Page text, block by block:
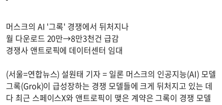
머스크의 AI '그록' 경쟁에서 뒤처지나
월 다운로드 20만→8만3천건 급감
경쟁사 앤트로픽에 데이터센터 임대
(서울=연합뉴스) 설원태 기자 = 일론 머스크의 인공지능(AI) 모델
그록(Grok)이 급성장하는 경쟁 모델들에 크게 뒤처지고 있는 데
다 최근 스페이스X와 앤트로픽이 맺은 계약은 그록이 경쟁 모델